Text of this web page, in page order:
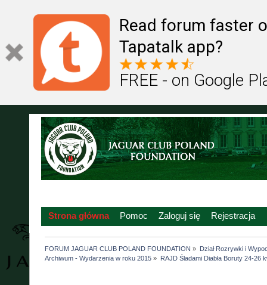
Read forum faster
Tapatalk app?
FREE - on Google
Strona główna Pomoc Zaloguj się Rejestracja
FORUM JAGUAR CLUB POLAND FOUNDATION »
Dział Rozrywki i
Archiwum - Wydarzenia w roku 2015 » RAJD Śladami Diabła Boruty 24-26